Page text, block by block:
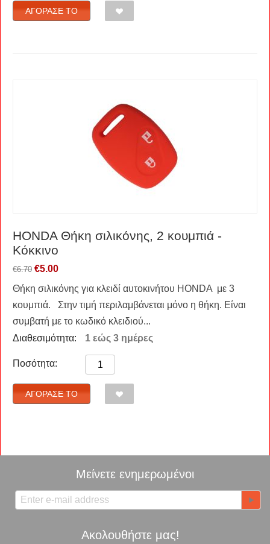
ΑΓΌΡΑΣΈ ΤΟ
HONDA Θήκη σιλικόνης, 2 κουμπιά -
Κόκκινο
€6.70 €5.00
Θήκη σιλικόνης για κλειδί αυτοκινήτου HONDA με 3
κουμπιά. Στην τιμή περιλαμβάνεται μόνο η θήκη. Είναι
συμβατή με το κωδικό κλειδιού...
Διαθεσιμότητα:
1 εώς 3 ημέρες
Ποσότητα:
ΑΓΌΡΑΣΈ ΤΟ
Μείνετε ενημερωμένοι
Ακολουθήστε μας!